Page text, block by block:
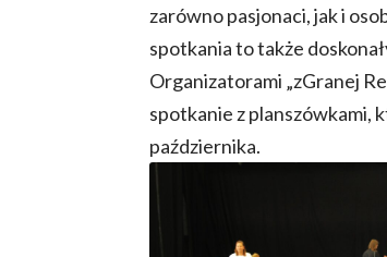
zarówno pasjonaci, jak i
spotkania to także
Organizatorami „zGranej
spotkanie z planszówkami,
października.